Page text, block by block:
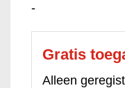
-
Gratis
Alleen